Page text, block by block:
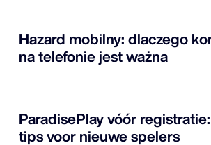
Hazard mobilny: dlaczego
na telefonie jest ważna
ParadisePlay vóór
tips voor nieuwe spelers